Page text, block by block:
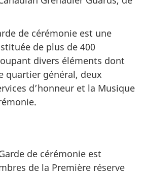
de cérémonie est une
de plus de 400
divers éléments dont
quartier général, deux
d’honneur et la Musique
de cérémonie est
de la Première réserve